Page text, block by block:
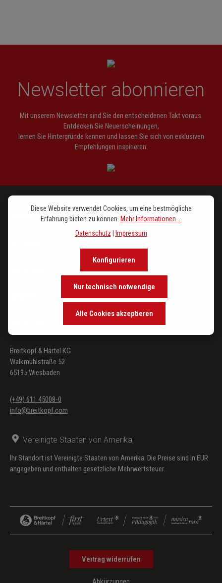
Newsletter abonnieren
Mit unserem Newsletter sind Sie den entscheidenen Takt voraus.
Entdecken Sie Neuerscheinungen,
lernen Sie Hintergründe kennen und lassen Sie sich von exklusiven
Empfehlungen inspirieren.
PROGRAMM
Breitkopf & Härtel KG
Walkmühlstraße 52
65195 Wiesbaden
(+49) 611 45008-0
info@breitkopf.com
Vereinigte Staaten von Amerika
Ihr Standort ist Vereinigte Staaten von Amerika. Die Preise sind in EUR
angegeben und enthalten gesetzliche Mehrwertsteuer.
Vertrag widerrufen
Diese Website verwendet Cookies, um eine bestmögliche
Erfahrung bieten zu können. Mehr Informationen ...
Datenschutz
Impressum
Nur technisch notwendige
Konfigurieren
Alle Cookies akzeptieren